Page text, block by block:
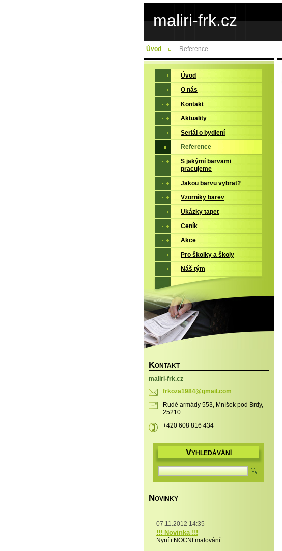
maliri-frk.cz
Úvod Reference
Úvod
O nás
Kontakt
Aktuality
Seriál o bydlení
Reference
S jakýmí barvami
pracujeme
Jakou barvu vybrat?
Vzorníky barev
Ukázky tapet
Ceník
Akce
Pro školky a školy
Náš tým
KONTAKT
maliri-frk.cz
frkoza1984@gmail .com
Rudé armády 553, Mníšek pod Brdy,
25210
+420 608 816 434
VYHLEDÁVÁNÍ
NOVINKY
07.11.2012 14:35
!!! Novinka !!!
Nyní i NOČNÍ malování